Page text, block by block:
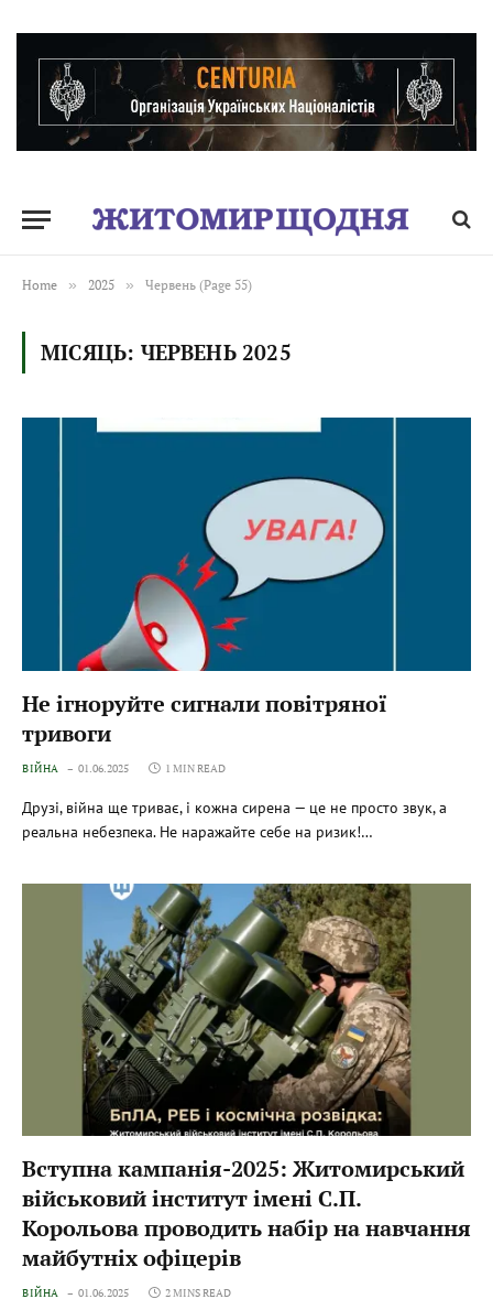
Home » 2025 » Червень (Page 55)
МІСЯЦЬ: ЧЕРВЕНЬ 2025
Не ігноруйте сигнали повітряної
тривоги
ВІЙНА 01.06.2025 1 MIN READ
Друзі, війна ще триває, і кожна сирена — це не просто звук, а
реальна небезпека. Не наражайте себе на ризик!…
Вступна кампанія-2025: Житомирський
військовий інститут імені С.П.
Корольова проводить набір на навчання
майбутніх офіцерів
ВІЙНА 01.06.2025 2 MINS READ